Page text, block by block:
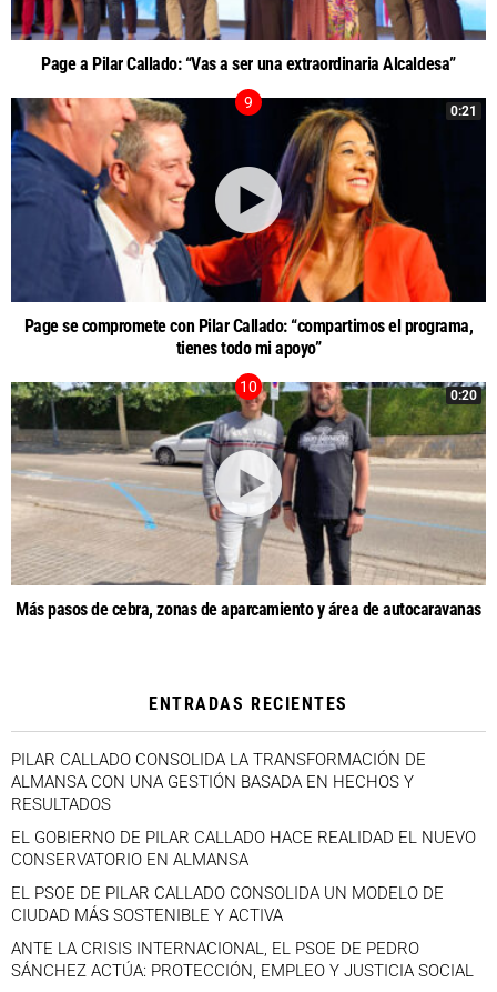
Page a Pilar Callado: “Vas a ser una extraordinaria Alcaldesa”
0:21
Page se compromete con Pilar Callado: “compartimos el programa,
tienes todo mi apoyo”
0:20
Más pasos de cebra, zonas de aparcamiento y área de autocaravanas
ENTRADAS RECIENTES
PILAR CALLADO CONSOLIDA LA TRANSFORMACIÓN DE
ALMANSA CON UNA GESTIÓN BASADA EN HECHOS Y
RESULTADOS
EL GOBIERNO DE PILAR CALLADO HACE REALIDAD EL NUEVO
CONSERVATORIO EN ALMANSA
EL PSOE DE PILAR CALLADO CONSOLIDA UN MODELO DE
CIUDAD MÁS SOSTENIBLE Y ACTIVA
ANTE LA CRISIS INTERNACIONAL, EL PSOE DE PEDRO
SÁNCHEZ ACTÚA: PROTECCIÓN, EMPLEO Y JUSTICIA SOCIAL